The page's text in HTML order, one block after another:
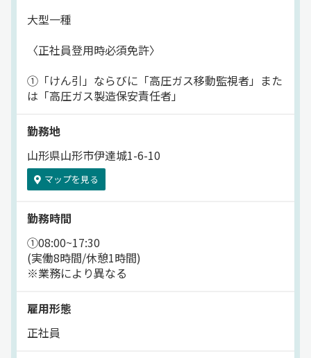
大型一種
〈正社員登用時必須免許〉
①「けん引」ならびに「高圧ガス移動監視者」また
は「高圧ガス製造保安責任者」
勤務地
山形県山形市伊達城1-6-10
マップを見る
勤務時間
①08:00~17:30
(実働8時間/休憩1時間)
※業務により異なる
雇用形態
正社員